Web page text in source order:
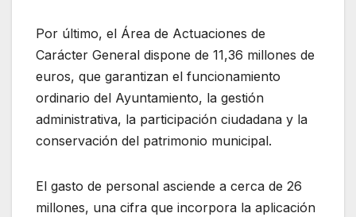
Por último, el Área de Actuaciones de
Carácter General dispone de 11,36 millones de
euros, que garantizan el funcionamiento
ordinario del Ayuntamiento, la gestión
administrativa, la participación ciudadana y la
conservación del patrimonio municipal.
El gasto de personal asciende a cerca de 26
millones, una cifra que incorpora la aplicación